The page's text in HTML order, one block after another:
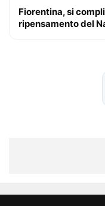
Fiorentina, si
ripensamento del